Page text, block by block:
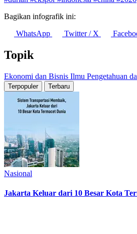
Bagikan infografik ini:
WhatsApp
Twitter / X
Topik
Ekonomi dan Bisnis Ilmu Pengetahuan
Terpopuler Terbaru
Nasional
Jakarta Keluar dari 10 Besar Kota